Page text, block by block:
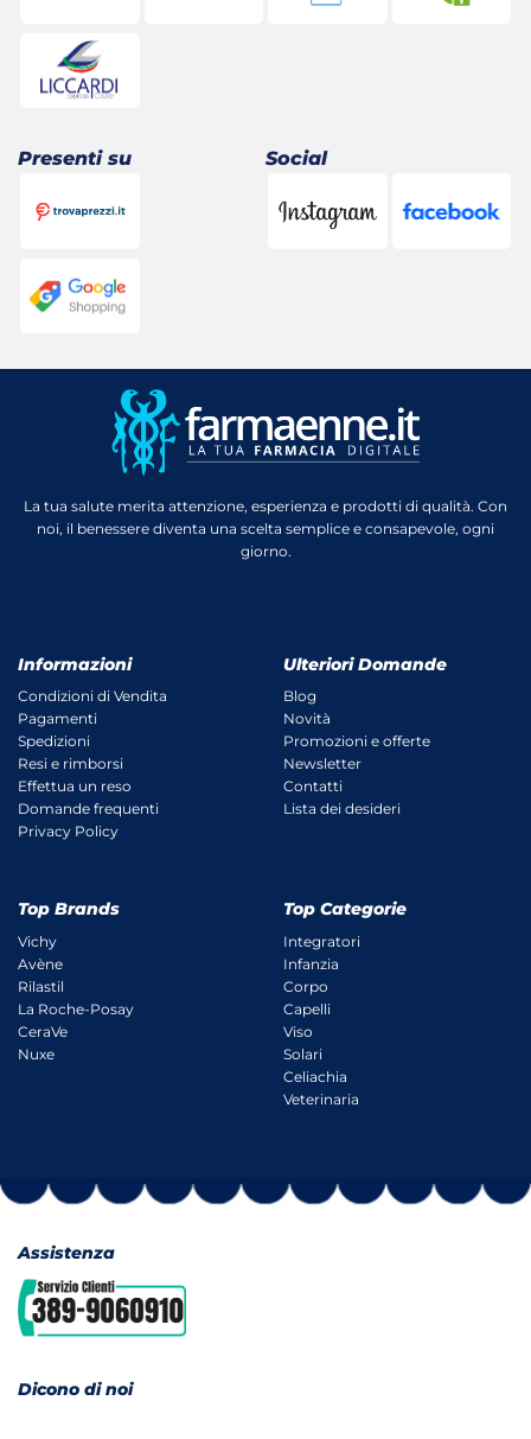
Presenti su Social
La tua salute merita attenzione, esperienza e prodotti di qualità. Con
noi, il benessere diventa una scelta semplice e consapevole, ogni
giorno.
Informazioni
Condizioni di Vendita
Pagamenti
Spedizioni
Resi e rimborsi
Effettua un reso
Domande frequenti
Privacy Policy
Ulteriori Domande
Blog
Novità
Promozioni e offerte
Newsletter
Contatti
Lista dei desideri
Top Brands
Vichy
Avène
Rilastil
La Roche-Posay
CeraVe
Nuxe
Top Categorie
Integratori
Infanzia
Corpo
Capelli
Viso
Solari
Celiachia
Veterinaria
Assistenza
Dicono di noi